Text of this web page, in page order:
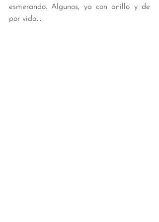
esmerando. Algunos, ya con anillo y de
por vida...